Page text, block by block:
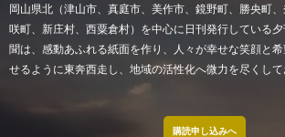
岡山県北（津山市、真庭市、美作市、鏡野町、勝央町
咲町、新庄村、西粟倉村）を中心に日刊発行している
聞は、感動あふれる紙面を作り、人々が幸せな笑顔と
せるように東奔西走し、地域の活性化へ微力を尽くして
購読申し込みへ